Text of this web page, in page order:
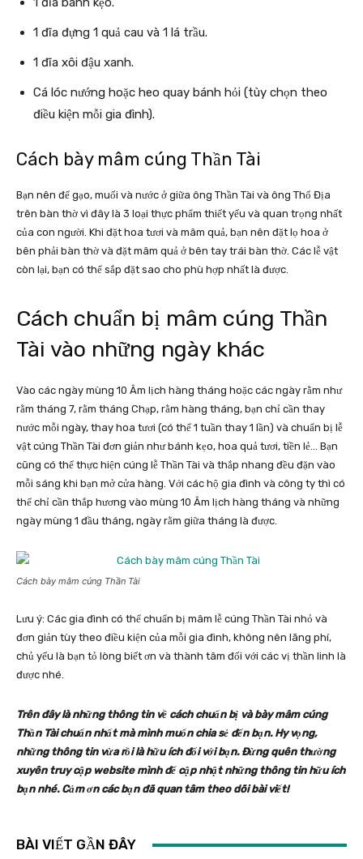
1 đĩa đựng 1 quả cau và 1 lá trầu.
1 đĩa xôi đậu xanh.
Cá lóc nướng hoặc heo quay bánh hỏi (tùy chọn theo
điều kiện mỗi gia đình).
Cách bày mâm cúng Thần Tài
Bạn nên để gạo, muối và nước ở giữa ông Thần Tài và ông Thổ Địa
trên bàn thờ vì đây là 3 loại thực phẩm thiết yếu và quan trọng nhất
của con người. Khi đặt hoa tươi và mâm quả, bạn nên đặt lọ hoa ở
bên phải bàn thờ và đặt mâm quả ở bên tay trái bàn thờ. Các lễ vật
còn lại, bạn có thể sắp đặt sao cho phù hợp nhất là được.
Cách chuẩn bị mâm cúng Thần
Tài vào những ngày khác
Vào các ngày mùng 10 Âm lịch hàng tháng hoặc các ngày rằm như
rằm tháng 7, rằm tháng Chạp, rằm hàng tháng, bạn chỉ cần thay
nước mỗi ngày, thay hoa tươi (có thể 1 tuần thay 1 lần) và chuẩn bị lễ
vật cúng Thần Tài đơn giản như bánh kẹo, hoa quả tươi, tiền lẻ… Bạn
cũng có thể thực hiện cúng lễ Thần Tài và thắp nhang đều đặn vào
mỗi sáng khi bạn mở cửa hàng. Với các hộ gia đình và công ty thì có
thể chỉ cần thắp hương vào mùng 10 Âm lịch hàng tháng và những
ngày mùng 1 đầu tháng, ngày rằm giữa tháng là được.
Cách bày mâm cúng Thần Tài
Lưu ý: Các gia đình có thể chuẩn bị mâm lễ cúng Thần Tài nhỏ và
đơn giản tùy theo điều kiện của mỗi gia đình, không nên lãng phí,
chủ yếu là bạn tỏ lòng biết ơn và thành tâm đối với các vị thần linh là
được nhé.
Trên đây là những thông tin về cách chuẩn bị và bày mâm cúng
Thần Tài chuẩn nhất mà mình muốn chia sẻ đến bạn. Hy vọng,
những thông tin vừa rồi là hữu ích đối với bạn. Đừng quên thường
xuyên truy cập website mình để cập nhật những thông tin hữu ích
bạn nhé. Cảm ơn các bạn đã quan tâm theo dõi bài viết!
BÀI VIẾT GẦN ĐÂY